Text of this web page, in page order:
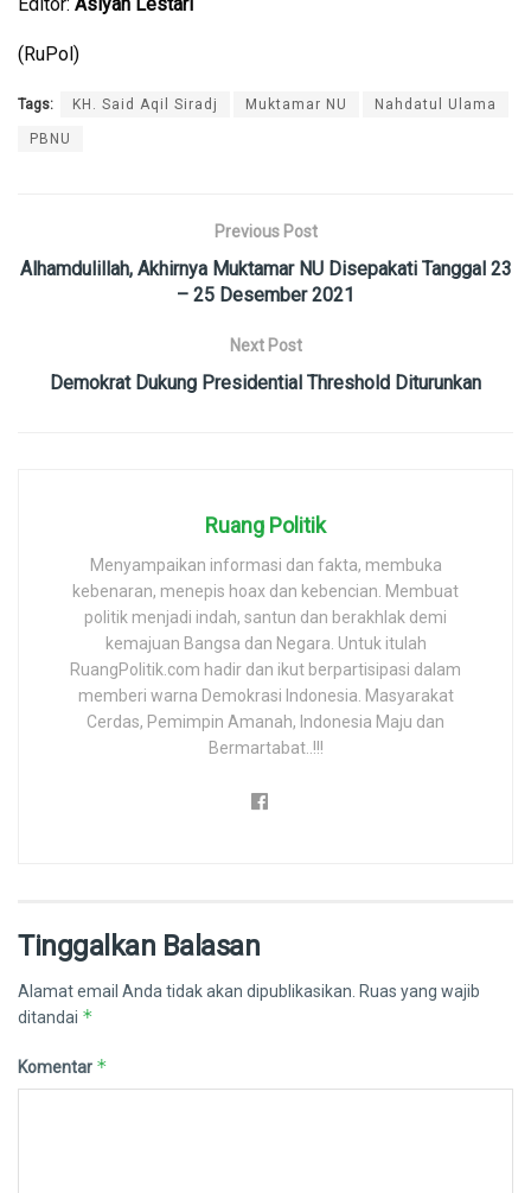
Editor: Asiyah Lestari
(RuPol)
Tags: KH. Said Aqil Siradj Muktamar NU Nahdatul Ulama
PBNU
Previous Post
Alhamdulillah, Akhirnya Muktamar NU Disepakati Tanggal 23
– 25 Desember 2021
Next Post
Demokrat Dukung Presidential Threshold Diturunkan
Ruang Politik
Menyampaikan informasi dan fakta, membuka
kebenaran, menepis hoax dan kebencian. Membuat
politik menjadi indah, santun dan berakhlak demi
kemajuan Bangsa dan Negara. Untuk itulah
RuangPolitik.com hadir dan ikut berpartisipasi dalam
memberi warna Demokrasi Indonesia. Masyarakat
Cerdas, Pemimpin Amanah, Indonesia Maju dan
Bermartabat..!!!
Tinggalkan Balasan
Alamat email Anda tidak akan dipublikasikan. Ruas yang wajib
ditandai *
Komentar *